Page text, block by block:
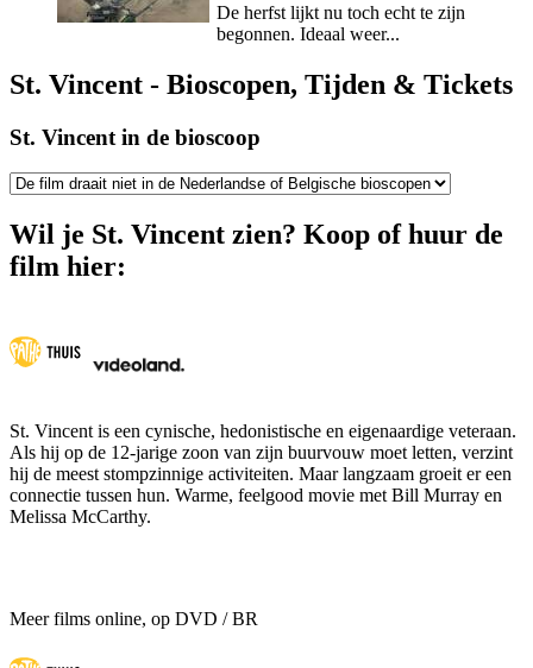
De herfst lijkt nu toch echt te zijn
begonnen. Ideaal weer...
St. Vincent - Bioscopen, Tijden & Tickets
St. Vincent in de bioscoop
Wil je St. Vincent zien? Koop of huur de
film hier:
St. Vincent is een cynische, hedonistische en eigenaardige veteraan.
Als hij op de 12-jarige zoon van zijn buurvouw moet letten, verzint
hij de meest stompzinnige activiteiten. Maar langzaam groeit er een
connectie tussen hun. Warme, feelgood movie met Bill Murray en
Melissa McCarthy.
Meer films online, op DVD / BR